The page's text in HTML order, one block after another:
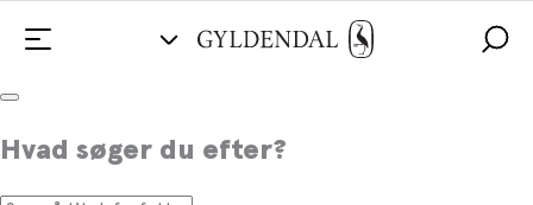
Hvad søger du efter?
Om kærligheden
og andre noveller